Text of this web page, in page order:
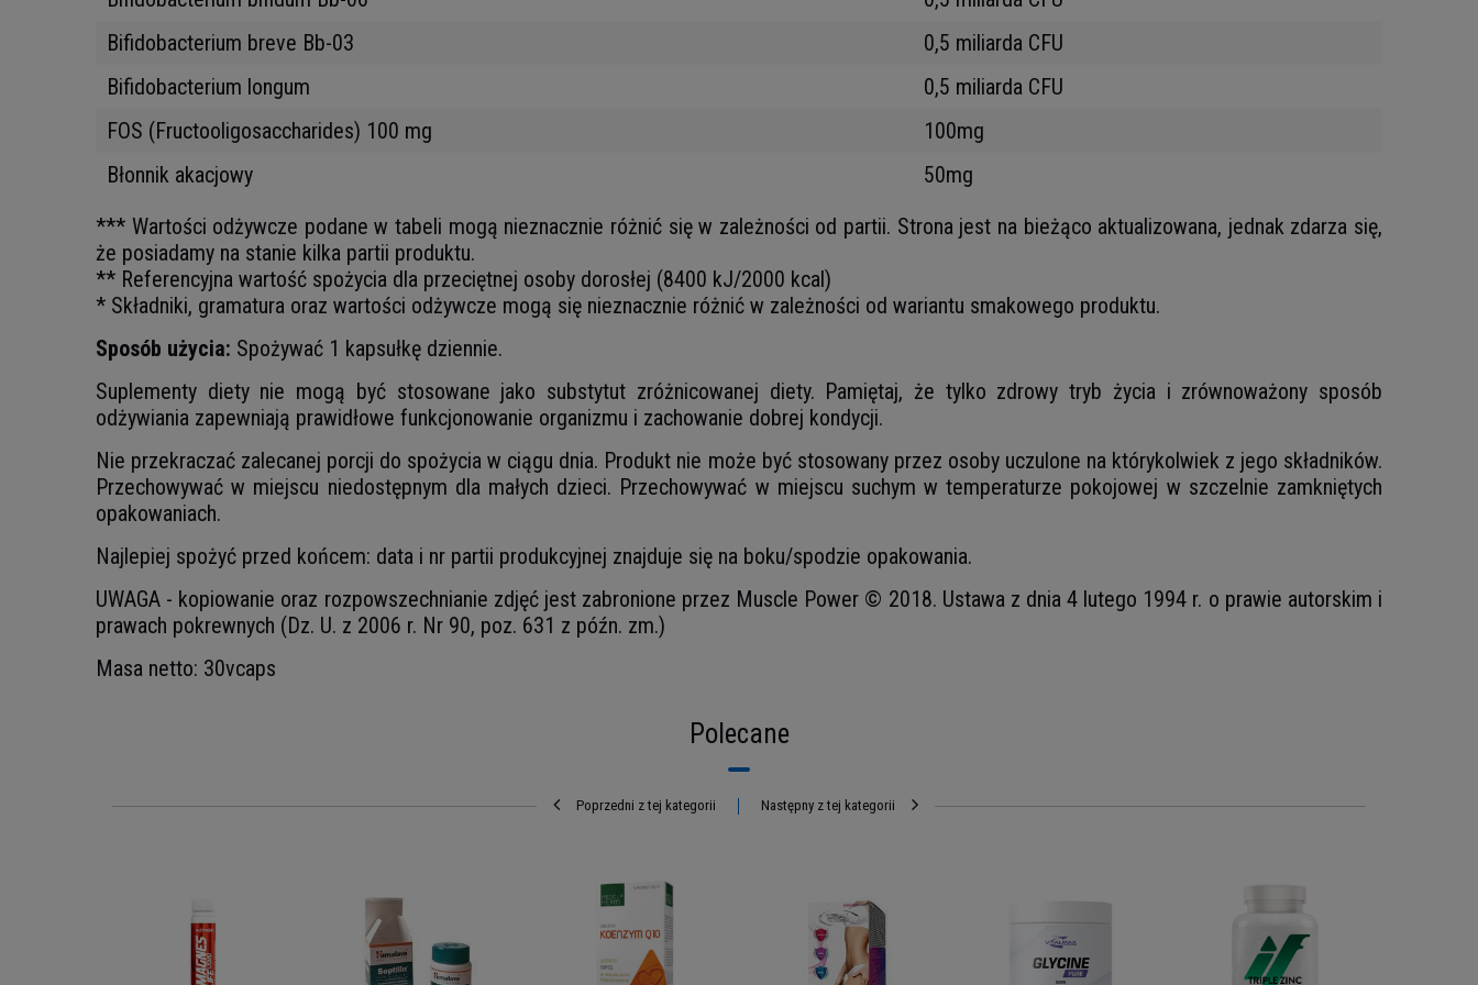
Bifidobacterium breve Bb-03
0,5 miliarda CFU
Bifidobacterium longum
0,5 miliarda CFU
FOS (Fructooligosaccharides) 100 mg
100mg
Błonnik akacjowy
50mg
*** Wartości odżywcze podane w tabeli mogą nieznacznie różnić się w zależności od partii. Strona jest na bieżąco aktualizowana, jednak zdarza się,
że posiadamy na stanie kilka partii produktu.
** Referencyjna wartość spożycia dla przeciętnej osoby dorosłej (8400 kJ/2000 kcal)
* Składniki, gramatura oraz wartości odżywcze mogą się nieznacznie różnić w zależności od wariantu smakowego produktu.
Sposób użycia: Spożywać 1 kapsułkę dziennie.
Suplementy diety nie mogą być stosowane jako substytut zróżnicowanej diety. Pamiętaj, że tylko zdrowy tryb życia i zrównoważony sposób
odżywiania zapewniają prawidłowe funkcjonowanie organizmu i zachowanie dobrej kondycji.
Nie przekraczać zalecanej porcji do spożycia w ciągu dnia. Produkt nie może być stosowany przez osoby uczulone na którykolwiek z jego składników.
Przechowywać w miejscu niedostępnym dla małych dzieci. Przechowywać w miejscu suchym w temperaturze pokojowej w szczelnie zamkniętych
opakowaniach.
Najlepiej spożyć przed końcem: data i nr partii produkcyjnej znajduje się na boku/spodzie opakowania.
UWAGA - kopiowanie oraz rozpowszechnianie zdjęć jest zabronione przez Muscle Power © 2018. Ustawa z dnia 4 lutego 1994 r. o prawie autorskim i
prawach pokrewnych (Dz. U. z 2006 r. Nr 90, poz. 631 z późn. zm.)
Masa netto: 30vcaps
Polecane
Poprzedni z tej kategorii Następny z tej kategorii